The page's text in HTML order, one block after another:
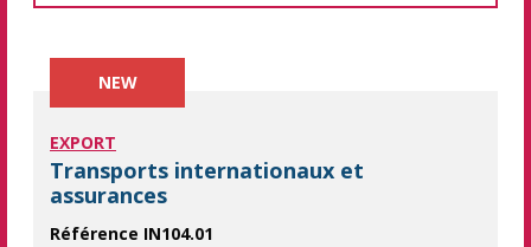
NEW
EXPORT
Transports internationaux et
assurances
Référence IN104.01